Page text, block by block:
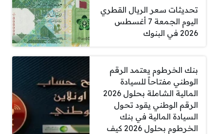
تحديثات سعر الريال القطري
اليوم الجمعة 7 أغسطس
2026 في البنوك
بنك الخرطوم يعتمد الرقم
الوطني مفتاحاً للسيادة
المالية الشاملة بحلول 2026
الرقم الوطني يقود تحول
السيادة المالية في بنك
الخرطوم بحلول 2026 كيف